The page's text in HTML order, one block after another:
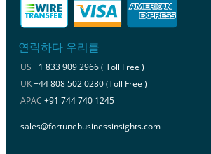
연락하다 우리를
US +1 833 909 2966 ( Toll Free )
UK+44 808 502 0280 (Toll Free )
APAC +91 744 740 1245
sales@fortunebusinessinsights.com